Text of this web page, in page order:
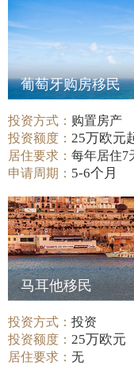
葡萄牙购房移民
投资方式： 购置房产
投资额度： 25万欧元
居住要求：每年居住7
申请周期： 5-6个月
马耳他移民
投资方式：投资
投资额度： 25万欧元
居住要求：无